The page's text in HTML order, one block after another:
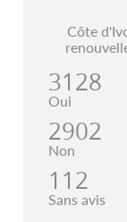
Côte
3128
Oui
2902
Non
112
Sans avis